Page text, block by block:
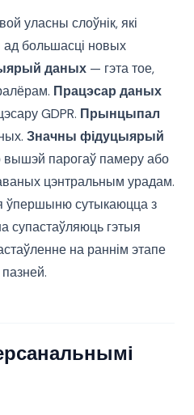
уласны слоўнік, які
ад большасці новых
даных — гэта тое,
Працэсар даных
GDPR. Прынцыпал
Значны фідуцыярый
вышэй парогаў памеру або
цэнтральным урадам.
ўпершыню сутыкаюцца з
супастаўляюць гэтыя
на раннім этапе